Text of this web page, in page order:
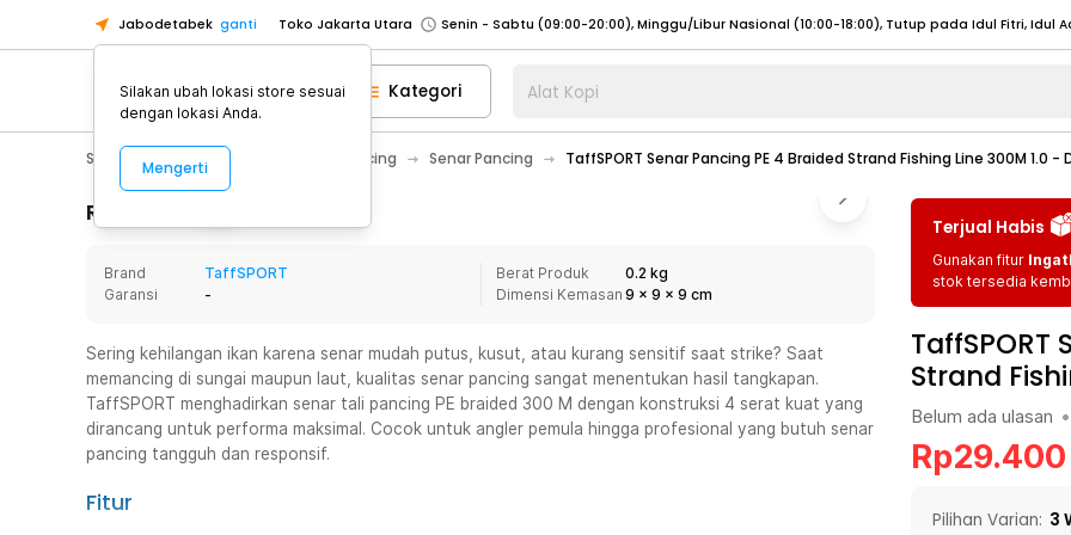
Jabodetabek ganti Toko Jakarta Utara
Toko Tangerang
Toko Cikupa
Pick n Go Jakarta Barat
Senin - Jumat (07:00 - 20:00), Sabtu - Minggu (08:00 - 20:00), Tutup pada Idul Fitri
Pick n Go Bekasi
Senin - Jumat (08:00 - 20:00), Sabtu - Minggu/ Libur Nasional (08:00 - 17:00) Selengkapnya
Senin - Jumat (08:00 - 20:00), Sabtu - Minggu/ Libur Nasional (08:00 - 17:00) Selengkapnya
Senin - Sabtu (09:00-20:00), Minggu/Libur Nasional (12:00-20:00), Tutup pada Idul Fitri
Toko Jakarta Barat
Senin - Sabtu (09:00-20:00), Minggu/Libur Nasional (12:00-20:00), Tutup pada Idul Fitri
Toko Tangerang
Toko Cikupa
Pick n Go Jakarta Barat
Senin - Jumat (07:00 - 20:00), Sabtu - Minggu (08:00 - 20:00), Tutup pada Idul Fitri
Pick n Go Bekasi
Senin - Jumat (08:00 - 20:00), Sabtu - Minggu/ Libur Nasional (08:00 - 17:00) Selengkapnya
Kategori Alat Kopi
Sport & Outdoor Olahraga Memancing Senar Pancing TaffSPORT Senar Pancing PE 4 Braided Strand Fishing Line 300M 1.0 -
Rincian Produk
Brand
TaffSPORT
Garansi
-
Berat Produk
0.2 kg
Dimensi Kemasan 9 x 9 x 9 cm
Sering kehilangan ikan karena senar mudah putus, kusut, atau kurang sensitif saat strike? Saat
memancing di sungai maupun laut, kualitas senar pancing sangat menentukan hasil tangkapan.
TaffSPORT menghadirkan senar tali pancing PE braided 300 M dengan konstruksi 4 serat kuat yang
dirancang untuk performa maksimal. Cocok untuk angler pemula hingga profesional yang butuh senar
pancing tangguh dan responsif.
Fitur
Terjual Habis
Gunakan fitur
stok tersedia
TaffSPORT
Strand
Belum ada ulasan •
Rp29.400
Pilihan Varian: 3
Silakan ubah lokasi store sesuai
dengan lokasi Anda.
Mengerti